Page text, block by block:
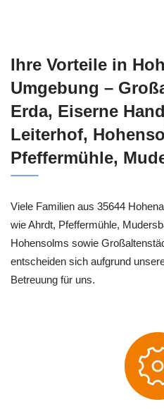
Ihre Vorteile in
Umgebung –
Erda, Eiserne
Leiterhof,
Pfeffermühle,
Viele Familien aus 35644
wie Ahrdt, Pfeffermühle,
Hohensolms sowie
entscheiden sich aufgrund
Betreuung für uns.